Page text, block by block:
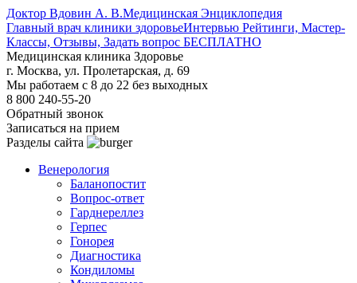
Доктор Вдовин А. В.Медицинская Энциклопедия
Главный врач клиники здоровьеИнтервью Рейтинги, Мастер-
Классы, Отзывы, Задать вопрос БЕСПЛАТНО
Медицинская клиника Здоровье
г. Москва, ул. Пролетарская, д. 69
Мы работаем с 8 до 22 без выходных
8 800 240-55-20
Обратный звонок
Записаться на прием
Разделы сайта
Венерология
Баланопостит
Вопрос-ответ
Гарднереллез
Герпес
Гонорея
Диагностика
Кондиломы